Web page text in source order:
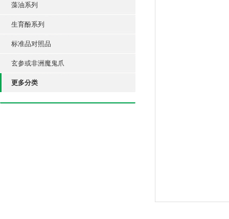
藻油系列
生育酚系列
标准品对照品
玄参或非洲魔鬼爪
更多分类